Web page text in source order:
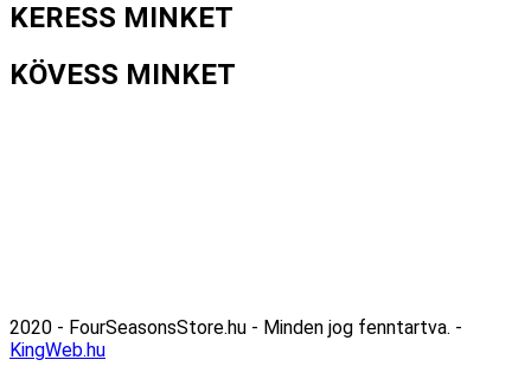
KERESS MINKET
KÖVESS MINKET
2020 - FourSeasonsStore.hu - Minden jog fenntartva. -
KingWeb.hu